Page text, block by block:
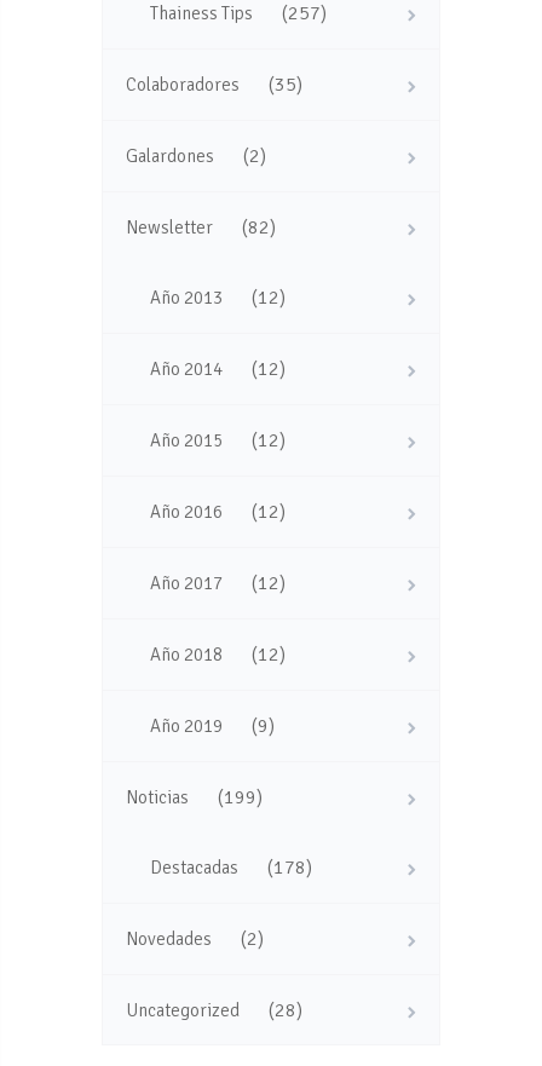
Thainess Tips (257)
Colaboradores (35)
Galardones (2)
Newsletter (82)
Año 2013 (12)
Año 2014 (12)
Año 2015 (12)
Año 2016 (12)
Año 2017 (12)
Año 2018 (12)
Año 2019 (9)
Noticias (199)
Destacadas (178)
Novedades (2)
Uncategorized (28)